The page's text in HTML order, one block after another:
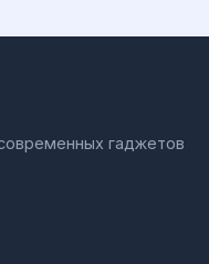
гаджетов